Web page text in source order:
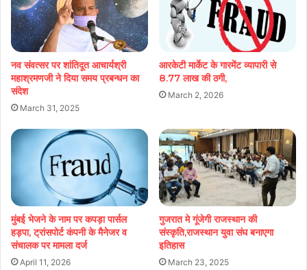
नव संवत्सर पर शांतिदूत आचार्यश्री
महाश्रमणजी ने दिया समय प्रबन्धन का
संदेश
March 31, 2025
आरकेटी मार्केट के गारमेंट व्यापारी से
8.77 लाख की ठगी,
March 2, 2026
मुंबई भेजने के नाम पर कपड़ा पार्सल
हड़पा, ट्रांसपोर्ट कंपनी के मैनेजर व
संचालक पर मामला दर्ज
April 11, 2026
गुजरात मे गूंजेगी राजस्थान की
संस्कृति,राजस्थान युवा संघ बनाएगा
इतिहास
March 23, 2025